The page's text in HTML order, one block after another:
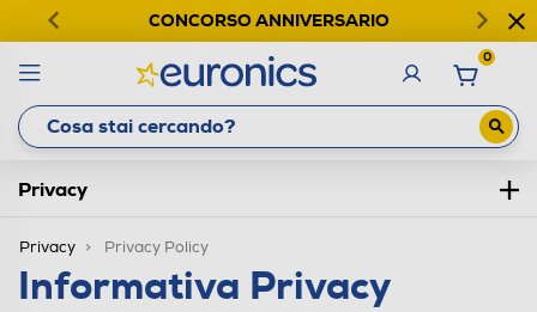
CONCORSO ANNIVERSARIO
0
Privacy
Privacy Privacy Policy
Informativa Privacy